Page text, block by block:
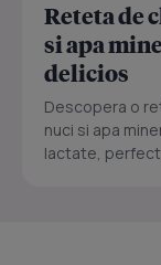
Reteta de
si apa
delicios
Descopera o
nuci si apa
lactate,